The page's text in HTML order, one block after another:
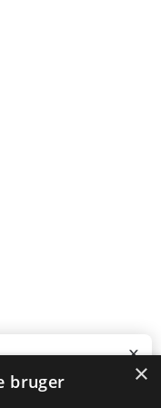
x
×
bruger